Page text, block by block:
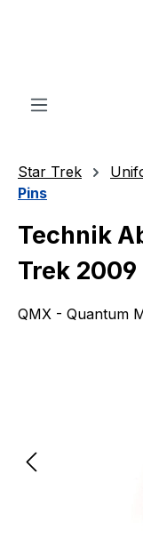
Star Trek
Pins
Technik
Trek 2009
QMX - Quantum